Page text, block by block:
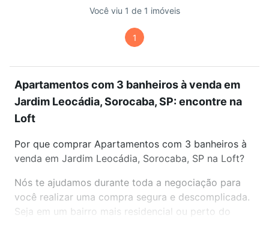
Você viu 1 de 1 imóveis
1
Apartamentos com 3 banheiros à venda em
Jardim Leocádia, Sorocaba, SP: encontre na
Loft
Por que comprar Apartamentos com 3 banheiros à
venda em Jardim Leocádia, Sorocaba, SP na Loft?
Nós te ajudamos durante toda a negociação para
você realizar uma compra segura e descomplicada.
Seja em um bairro mais residencial ou perto do